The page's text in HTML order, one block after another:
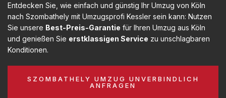
Entdecken Sie, wie einfach und günstig Ihr Umzug von Köln
nach Szombathely mit Umzugsprofi Kessler sein kann: Nutzen
Sie unsere Best-Preis-Garantie für Ihren Umzug aus Köln
und genießen Sie erstklassigen Service zu unschlagbaren
Konditionen.
SZOMBATHELY UMZUG UNVERBINDLICH
ANFRAGEN